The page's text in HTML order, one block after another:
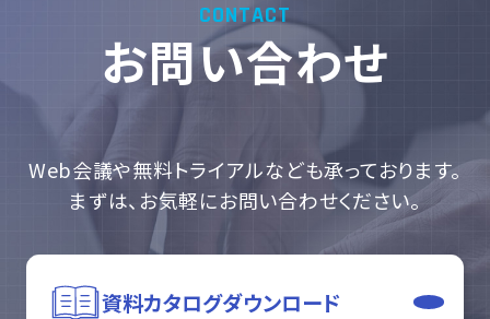
CONTACT
お問い合わせ
Web会議や無料トライアルなども承っております。
まずは、お気軽にお問い合わせください。
資料カタログダウンロード